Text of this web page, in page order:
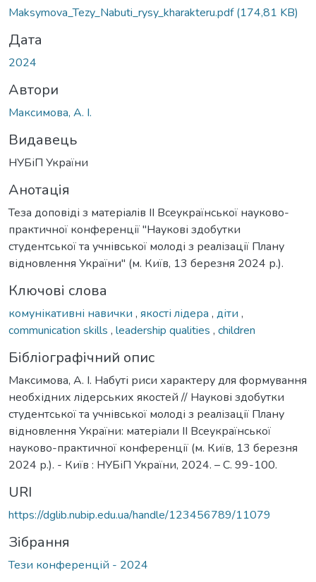
Maksymova_Tezy_Nabuti_rysy_kharakteru.pdf(174,81 KB)
Дата
2024
Автори
Максимова, А. І.
Видавець
НУБіП України
Анотація
Теза доповіді з матеріалів ІІ Всеукраїнської науково-
практичної конференції "Наукові здобутки
студентської та учнівської молоді з реалізації Плану
відновлення України" (м. Київ, 13 березня 2024 р.).
Ключові слова
комунікативні навички , якості лідера , діти ,
communication skills , leadership qualities , children
Бібліографічний опис
Максимова, А. І. Набуті риси характеру для формування
необхідних лідерських якостей // Наукові здобутки
студентської та учнівської молоді з реалізації Плану
відновлення України: матеріали ІІ Всеукраїнської
науково-практичної конференції (м. Київ, 13 березня
2024 р.). - Київ : НУБіП України, 2024. – С. 99-100.
URI
https://dglib.nubip.edu.ua/handle/123456789/11079
Зібрання
Тези конференцій - 2024